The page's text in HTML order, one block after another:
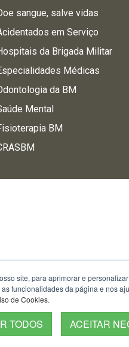
sangue, salve vidas
em Serviço
da Brigada Militar
Médicas
da BM
Mental
BM
site, para aprimorar e
funcionalidades da página e nos
de Cookies.
TODOS ACEITAR